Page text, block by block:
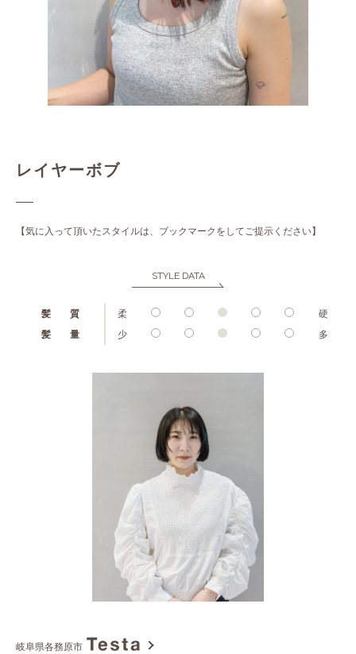
レイヤーボブ
【気に入って頂いたスタイルは、ブックマークをしてご提示ください】
STYLE DATA
髪 質 柔
硬
髪 量
少 多
岐阜県各務原市